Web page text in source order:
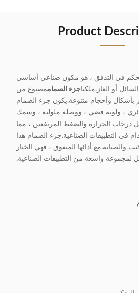
Product
في التدفق ، هو مكون صناعي أساسي
أو الغاز.ملكناجزء الصماممصنوع من
بأشكال وأحجام متنوعة.يكون جزء الصمام
، ولونه فضي ، ووصلة ملولبة ، وسمك
الحرارة والضغط المرتفعين ، مما
في التطبيقات الصناعية.جزء الصمام هذا
والصيانة.مع أدائها المتفوق ، فهي الخيار
لمجموعة واسعة من التطبيقات الصناعية.